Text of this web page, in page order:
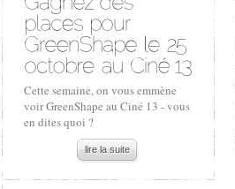
Cette semaine, on vous emmène
voir GreenShape au Ciné 13 - vous
en dites quoi ?
lire la suite